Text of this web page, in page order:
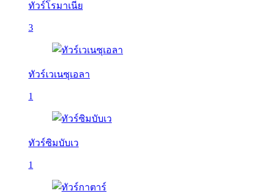
ทัวร์โรมาเนีย
3
ทัวร์เวเนซุเอลา
1
ทัวร์ซิมบับเว
1